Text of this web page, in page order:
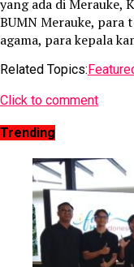
yang ada di Merauke,
BUMN Merauke, para
agama, para kepala
Related Topics:
Click to comment
Trending